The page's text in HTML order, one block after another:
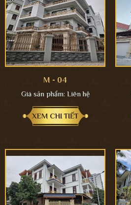
M - 04
Giá sản phẩm: Liên hệ
XEM CHI TIẾT